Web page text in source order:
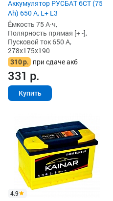
Аккумулятор РУСБАТ 6СТ (75
Ah) 650 А, L+ L3
Ёмкость 75 А·ч,
Полярность прямая [+ -],
Пусковой ток 650 А,
278x175x190
310р. при сдаче акб
331 р.
Купить
4.9